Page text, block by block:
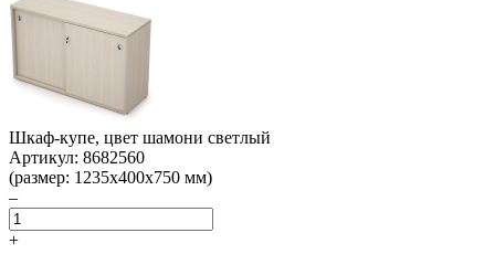
Шкаф-купе, цвет шамони светлый
Артикул: 8682560
(размер: 1235х400х750 мм)
–
+